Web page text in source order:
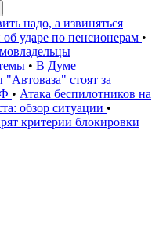
надо, а извиняться
ударе по пенсионерам •
• В Думе
стоят за
• Атака беспилотников на
обзор ситуации •
критерии блокировки